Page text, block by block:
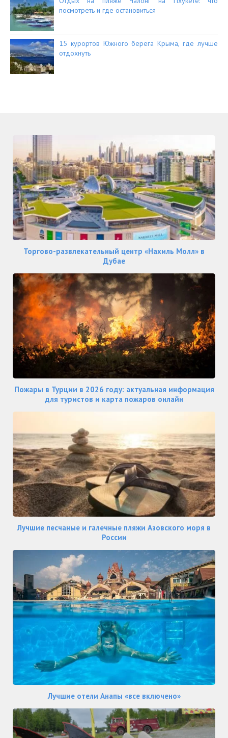
посмотреть и где остановиться
15 курортов Южного берега Крыма, где лучше
отдохнуть
Торгово-развлекательный центр «Нахиль Молл» в
Дубае
Пожары в Турции в 2026 году: актуальная информация
для туристов и карта пожаров онлайн
Лучшие песчаные и галечные пляжи Азовского моря в
России
Лучшие отели Анапы «все включено»